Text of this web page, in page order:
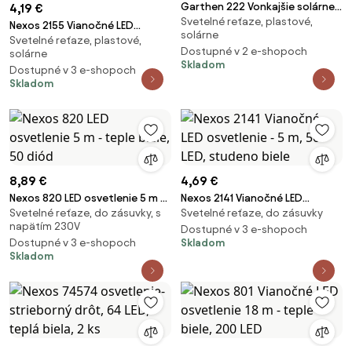
4,19 €
Nexos 2155 Vianočné LED
osvetlenie - 5 m, 50 LED, teplá
biela, ovládač, zelený kábel
Svetelné reťaze, plastové,
solárne
Dostupné v 3 e-shopoch
Skladom
Garthen 222 Vonkajšie solárne
LED osvetlenie - lucerničky 24
LED diód
Svetelné reťaze, plastové,
solárne
Dostupné v 2 e-shopoch
Skladom
8,89 €
Nexos 820 LED osvetlenie 5 m -
teple biele, 50 diód
Svetelné reťaze, do zásuvky, s
napätím 230V
Dostupné v 3 e-shopoch
Skladom
4,69 €
Nexos 2141 Vianočné LED
osvetlenie - 5 m, 50 LED,
studeno biele
Svetelné reťaze, do zásuvky
Dostupné v 3 e-shopoch
Skladom